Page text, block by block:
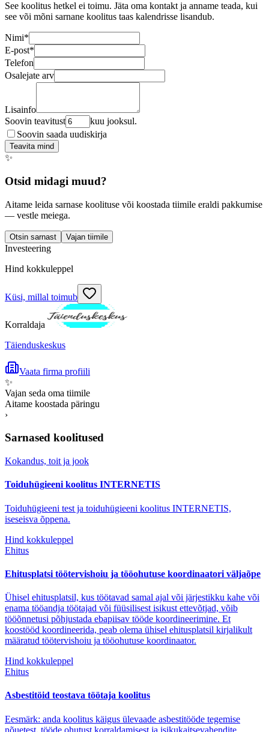
See koolitus hetkel ei toimu. Jäta oma kontakt ja anname teada, kui
see või mõni sarnane koolitus taas kalendrisse lisandub.
Nimi*
E-post*
Telefon
Osalejate arv
Lisainfo
Soovin teavitust
kuu jooksul.
Soovin saada uudiskirja
Teavita mind
✨
Otsid midagi muud?
Aitame leida sarnase koolituse või koostada tiimile eraldi pakkumise
— vestle meiega.
Otsin sarnast Vajan tiimile
Investeering
Hind kokkuleppel
Küsi, millal toimub
Korraldaja
Täienduskeskus
Vaata firma profiili
✨
Vajan seda oma tiimile
Aitame koostada päringu
›
Sarnased koolitused
Kokandus, toit ja jook
Toiduhügieeni koolitus INTERNETIS
Toiduhügieeni test ja toiduhügieeni koolitus INTERNETIS,
iseseisva õppena.
Hind kokkuleppel
Ehitus
Ehitusplatsi töötervishoiu ja tööohutuse koordinaatori väljaõpe
Ühisel ehitusplatsil, kus töötavad samal ajal või järjestikku kahe või
enama tööandja töötajad või füüsilisest isikust ettevõtjad, võib
tööõnnetusi põhjustada ebapiisav tööde koordineerimine. Et
koostööd koordineerida, peab olema ühisel ehitusplatsil kirjalikult
määratud töötervishoiu ja tööohutuse koordinaator.
Hind kokkuleppel
Ehitus
Asbestitöid teostava töötaja koolitus
Eesmärk: anda koolitus käigus ülevaade asbestitööde tegemise
nõuetest, tööde ohutust korraldamisest ja isikukaitsevahendite